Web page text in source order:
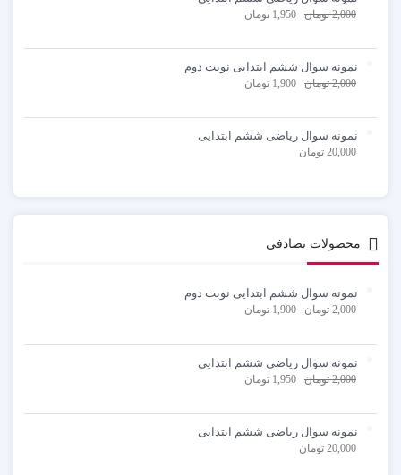
2,000 تومان 1,950 تومان
نمونه سوال ششم ابتدایی نوبت دوم
2,000 تومان 1,900 تومان
نمونه سوال ریاضی ششم ابتدایی
20,000 تومان
محصولات تصادفی
نمونه سوال ششم ابتدایی نوبت دوم
2,000 تومان 1,900 تومان
نمونه سوال ریاضی ششم ابتدایی
2,000 تومان 1,950 تومان
نمونه سوال ریاضی ششم ابتدایی
20,000 تومان